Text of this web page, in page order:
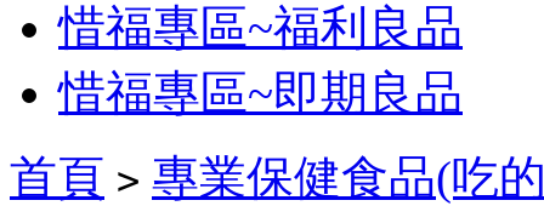
惜福專區~福利良品
惜福專區~即期良品
首頁 > 專業保健食品(吃